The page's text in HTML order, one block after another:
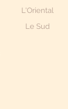
L'Oriental
Le Sud